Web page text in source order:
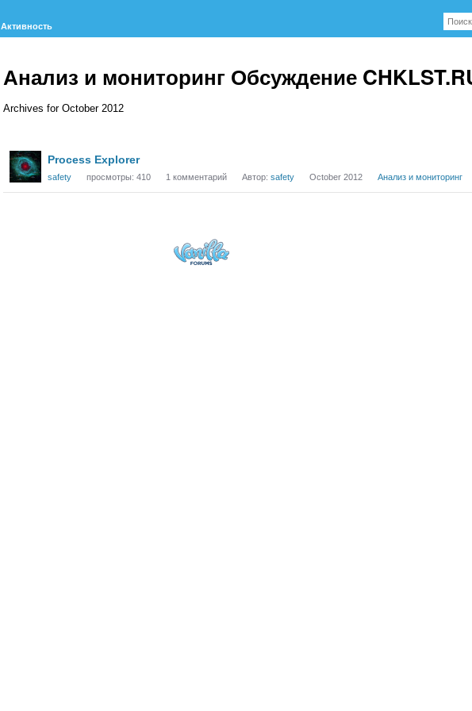
Активность
Анализ и мониторинг Обсуждение
Archives for October 2012
Список
обсуждений
Process Explorer
safety просмотры: 410 1 комментарий Автор: safety October 2012 Анализ и мониторинг